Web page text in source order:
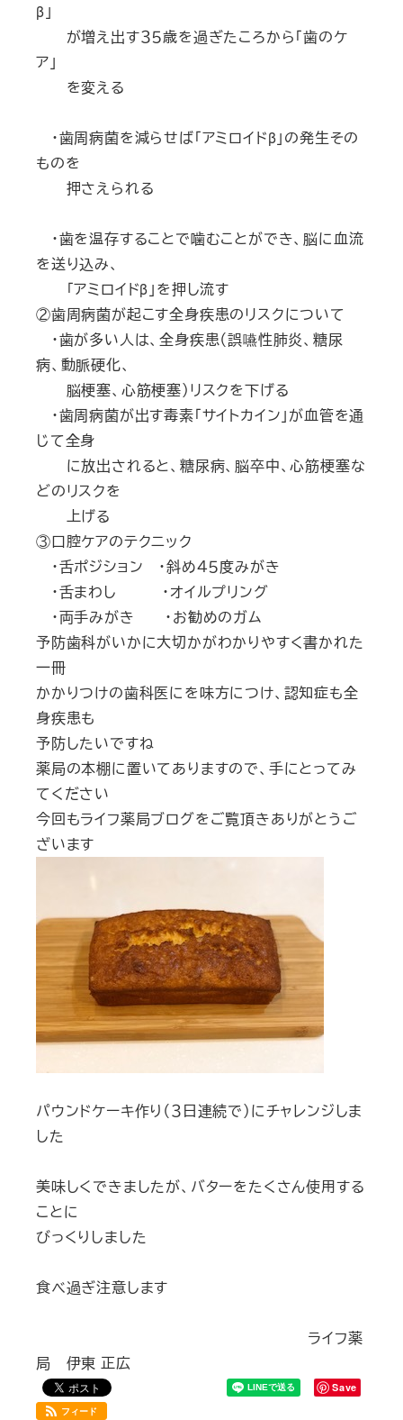
β」
が増え出す３５歳を過ぎたころから「歯のケ
ア」
を変える
・歯周病菌を減らせば「アミロイドβ」の発生その
ものを
押さえられる
・歯を温存することで噛むことができ、脳に血流
を送り込み、
「アミロイドβ」を押し流す
②歯周病菌が起こす全身疾患のリスクについて
・歯が多い人は、全身疾患（誤嚥性肺炎、糖尿
病、動脈硬化、
脳梗塞、心筋梗塞）リスクを下げる
・歯周病菌が出す毒素「サイトカイン」が血管を通
じて全身
に放出されると、糖尿病、脳卒中、心筋梗塞な
どのリスクを
上げる
③口腔ケアのテクニック
・舌ポジション ・斜め４５度みがき
・舌まわし ・オイルプリング
・両手みがき ・お勧めのガム
予防歯科がいかに大切かがわかりやすく書かれた
一冊
かかりつけの歯科医にを味方につけ、認知症も全
身疾患も
予防したいですね
薬局の本棚に置いてありますので、手にとってみ
てください
今回もライフ薬局ブログをご覧頂きありがとうご
ざいます
パウンドケーキ作り（３日連続で）にチャレンジしま
した
美味しくできましたが、バターをたくさん使用する
ことに
びっくりしました
食べ過ぎ注意します
ライフ薬
局 伊東 正広
Save
フィード